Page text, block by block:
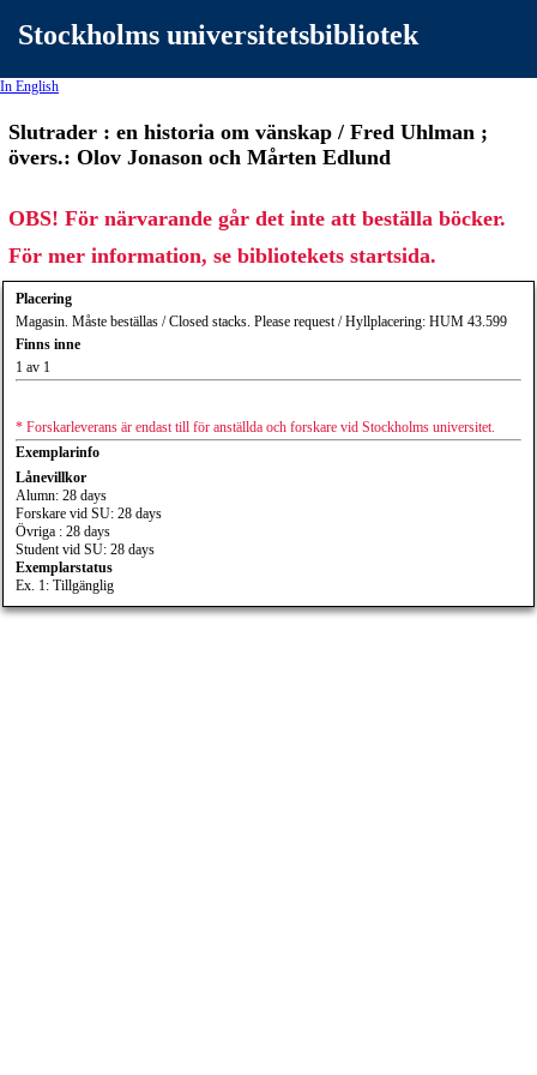
Stockholms universitetsbibliotek
In English
Slutrader : en historia om vänskap / Fred Uhlman ;
övers.: Olov Jonason och Mårten Edlund
OBS! För närvarande går det inte att beställa böcker.
För mer information, se bibliotekets startsida.
Placering
Magasin. Måste beställas / Closed stacks. Please request / Hyllplacering: HUM 43.599
Finns inne
1 av 1
* Forskarleverans är endast till för anställda och forskare vid Stockholms universitet.
Exemplarinfo
Lånevillkor
Alumn: 28 days
Forskare vid SU: 28 days
Övriga : 28 days
Student vid SU: 28 days
Exemplarstatus
Ex. 1: Tillgänglig